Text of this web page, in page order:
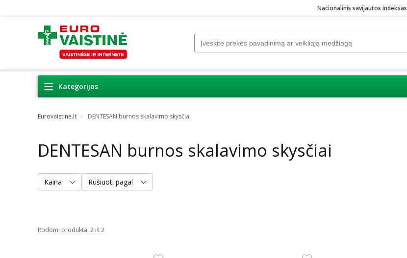
Nacionalinis savijautos indeksas
Kategorijos
Eurovaistine.lt DENTESAN burnos skalavimo skysčiai
DENTESAN burnos skalavimo skysčiai
Kaina Rūšiuoti pagal
Rodomi produktai 2 iš 2